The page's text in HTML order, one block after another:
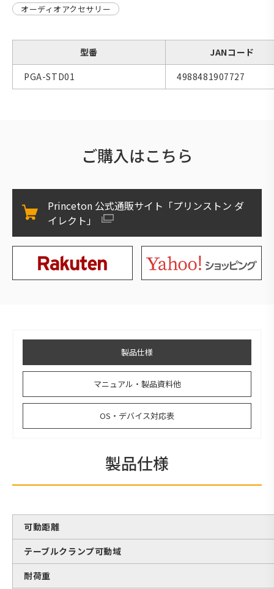
オーディオアクセサリー
型番
JANコード
PGA-STD01
4988481907727
ご購入はこちら
Princeton 公式通販サイト「プリンストン ダ
イレクト」
製品仕様
マニュアル・製品資料他
OS・デバイス対応表
製品仕様
可動距離
テーブルクランプ可動域
耐荷重